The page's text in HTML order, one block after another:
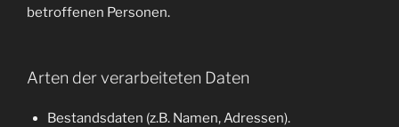
betroffenen Personen.
Arten der verarbeiteten Daten
Bestandsdaten (z.B. Namen, Adressen).